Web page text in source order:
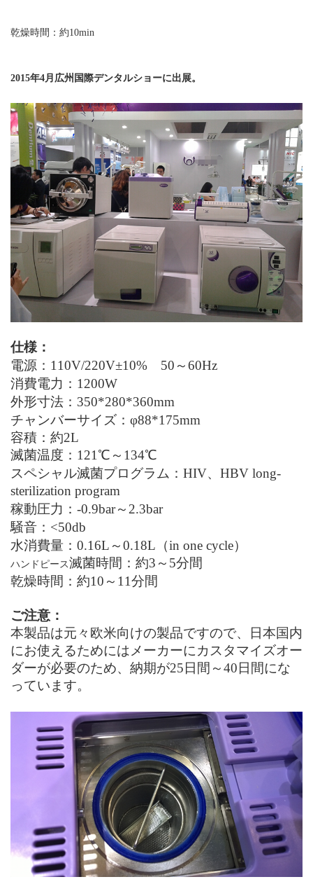
乾燥時間：約10min
2015年4月広州国際デンタルショーに出展。
仕様：
電源：110V/220V±10% 50～60Hz
消費電力：1200W
外形寸法：350*280*360mm
チャンバーサイズ：φ88*175mm
容積：約2L
滅菌温度：121℃～134℃
スペシャル滅菌プログラム：HIV、HBV long-
sterilization program
稼動圧力：-0.9bar～2.3bar
騒音：<50db
水消費量：0.16L～0.18L（in one cycle）
ハンドピース滅菌時間：約3～5分間
乾燥時間：約10～11分間
ご注意：
本製品は元々欧米向けの製品ですので、日本国内
にお使えるためにはメーカーにカスタマイズオー
ダーが必要のため、納期が25日間～40日間にな
っています。